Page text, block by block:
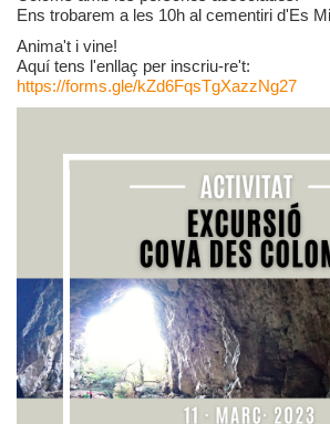
Documentación
CONTACTO
HAZTE SOCIO
Privacidad y uso de
Mapa de la Web
Avisos legales
Ens trobarem a les 10h al cementiri d'Es
Anima't i vine!
Aquí tens l'enllaç per inscriu-re't:
https://forms.gle/kZd6FqsTgXazzNg27